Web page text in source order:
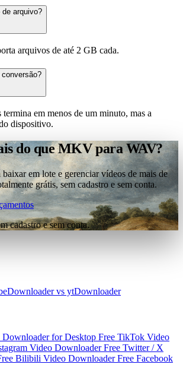
de arquivo?
arquivos de até 2 GB cada.
em menos de um minuto, mas a
dispositivo.
do que MKV para WAV?
em lote e gerenciar vídeos de mais de
grátis, sem cadastro e sem conta.
cadastro e sem conta.
vs ytDownloader
Downloader for Desktop Free TikTok Video
Video DownloaderFree Twitter / X
Bilibili Video DownloaderFree Facebook